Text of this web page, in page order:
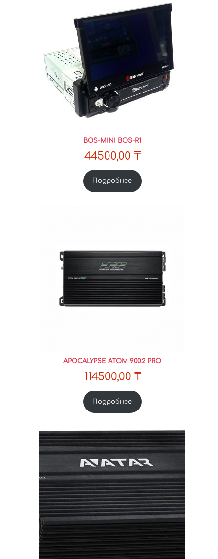
BOS-MINI BOS-R1
44500,00 ₸
Подробнее
APOCALYPSE ATOM 900.2 PRO
114500,00 ₸
Подробнее